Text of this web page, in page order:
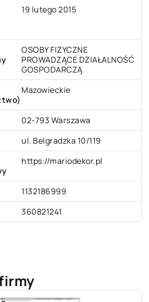
19 lutego 2015
OSOBY FIZYCZNE
PROWADZĄCE DZIAŁALNOŚĆ
GOSPODARCZĄ
Mazowieckie
02-793 Warszawa
ul. Belgradzka 10/119
https://mariodekor.pl
1132186999
360821241